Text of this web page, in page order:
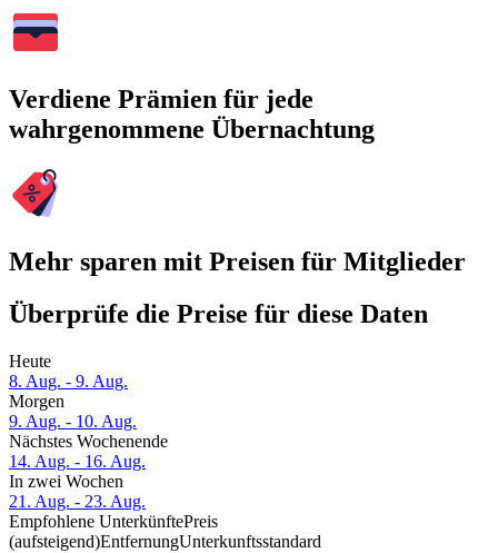
Verdiene Prämien für jede
wahrgenommene Übernachtung
Mehr sparen mit Preisen für Mitglieder
Überprüfe die Preise für diese Daten
Heute
8. Aug. - 9. Aug.
Morgen
9. Aug. - 10. Aug.
Nächstes Wochenende
14. Aug. - 16. Aug.
In zwei Wochen
21. Aug. - 23. Aug.
Empfohlene UnterkünftePreis
(aufsteigend)EntfernungUnterkunftsstandard